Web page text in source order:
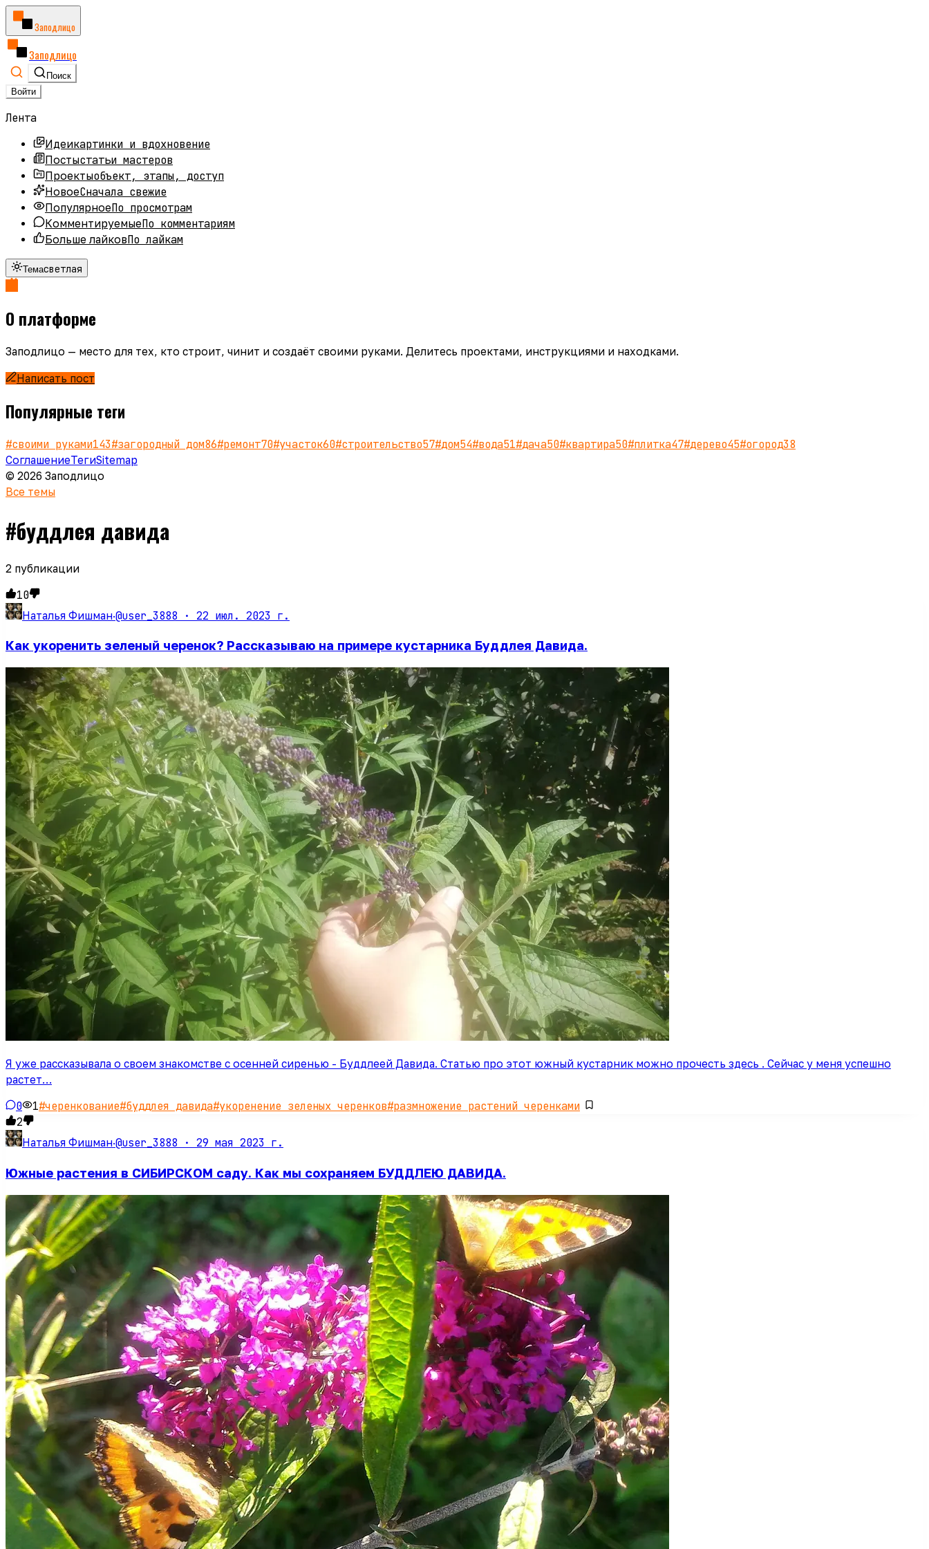
Заподлицо
Заподлицо
Поиск
Войти
Лента
Идеикартинки и вдохновение
Постыстатьи мастеров
Проектыобъект, этапы, доступ
НовоеСначала свежие
ПопулярноеПо просмотрам
КомментируемыеПо комментариям
Больше лайковПо лайкам
Темасветлая
О платформе
Заподлицо — место для тех, кто строит, чинит и создаёт своими руками. Делитесь проектами, инструкциями и находками.
Написать пост
Популярные теги
#своими руками143#загородный дом86#ремонт70#участок60#строительство57#дом54#вода51#дача50#квартира50#плитка47#дерево45#огород38
СоглашениеТегиSitemap
© 2026 Заподлицо
Все темы
#буддлея давида
2 публикации
10
Наталья Фишман·@user_3888 · 22 июл. 2023 г.
Как укоренить зеленый черенок? Рассказываю на примере кустарника Буддлея Давида.
Я уже рассказывала о своем знакомстве с осенней сиренью - Буддлеей Давида. Статью про этот южный кустарник можно прочесть здесь . Сейчас у меня успешно
растет…
0 1#черенкование#буддлея давида#укоренение зеленых черенков#размножение растений черенками
2
Наталья Фишман·@user_3888 · 29 мая 2023 г.
Южные растения в СИБИРСКОМ саду. Как мы сохраняем БУДДЛЕЮ ДАВИДА.